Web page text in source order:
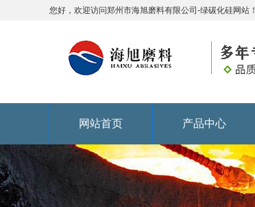
您好，欢迎访问郑州市海旭磨料有限公司-绿碳化硅网站！
网站首页 产品中心